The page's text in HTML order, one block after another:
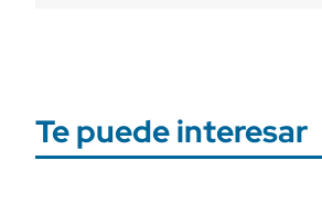
Te puede interesar